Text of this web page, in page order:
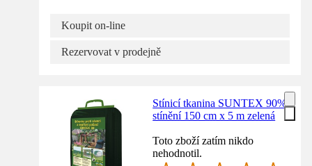
Koupit on-line
Rezervovat v prodejně
Stínicí tkanina SUNTEX 90%
stínění 150 cm x 5 m zelená
Toto zboží zatím nikdo
nehodnotil.